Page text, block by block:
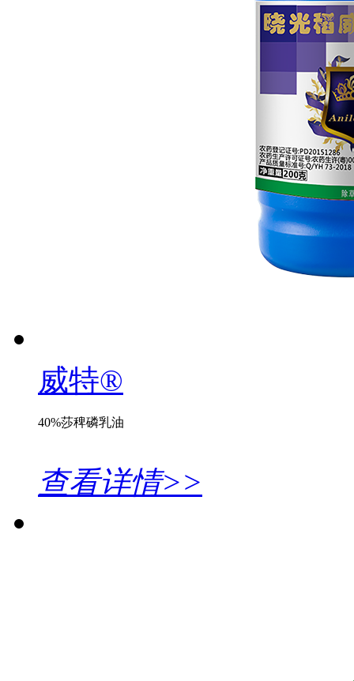
威特®
40%莎稗磷乳油
查看详情>>